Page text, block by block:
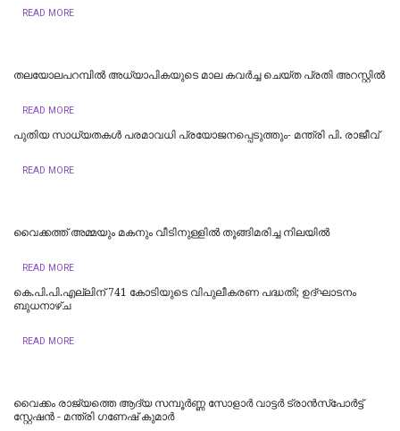
READ MORE
തലയോലപറമ്പിൽ അധ്യാപികയുടെ മാല കവർച്ച ചെയ്ത പ്രതി അറസ്റ്റിൽ
READ MORE
പുതിയ സാധ്യതകൾ പരമാവധി പ്രയോജനപ്പെടുത്തും- മന്ത്രി പി. രാജീവ്
READ MORE
വൈക്കത്ത് അമ്മയും മകനും വീടിനുള്ളിൽ തൂങ്ങിമരിച്ച നിലയിൽ
READ MORE
കെ.പി.പി.എല്ലിന് 741 കോടിയുടെ വിപുലീകരണ പദ്ധതി; ഉദ്ഘാടനം
ബുധനാഴ്ച
READ MORE
വൈക്കം രാജ്യത്തെ ആദ്യ സമ്പൂർണ്ണ സോളാർ വാട്ടർ ട്രാൻസ്പോർട്ട്
സ്റ്റേഷൻ - മന്ത്രി ഗണേഷ് കുമാർ